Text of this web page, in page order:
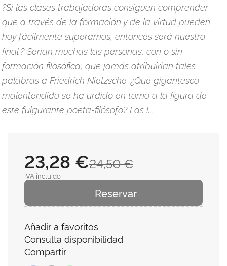
?Si las clases trabajadoras consiguen comprender
que a través de la formación y de la virtud pueden
hoy fácilmente superarnos, entonces será nuestro
final.? Serían muchas las personas, con o sin
formación filosófica, que jamás atribuirían tales
palabras a Friedrich Nietzsche. ¿Qué gigantesco
malentendido se ha urdido en torno a la figura de
este fulgurante poeta-filósofo? Las l...
24,50 €
23,28 €
IVA incluido
Reservar
Añadir a favoritos
Consulta disponibilidad
Compartir